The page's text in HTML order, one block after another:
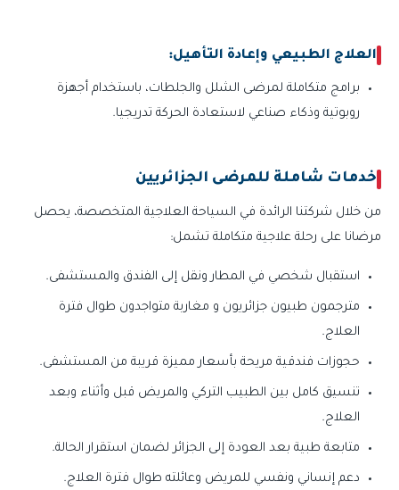
العلاج الطبيعي وإعادة التأهيل:
برامج متكاملة لمرضى الشلل والجلطات، باستخدام أجهزة
روبوتية وذكاء صناعي لاستعادة الحركة تدريجيا.
خدمات شاملة للمرضى الجزائريين
من خلال شركتنا الرائدة في السياحة العلاجية المتخصصة، يحصل
مرضانا على رحلة علاجية متكاملة تشمل:
استقبال شخصي في المطار ونقل إلى الفندق والمستشفى.
مترجمون طبيون جزائريون و مغاربة متواجدون طوال فترة
العلاج.
حجوزات فندقية مريحة بأسعار مميزة قريبة من المستشفى.
تنسيق كامل بين الطبيب التركي والمريض قبل وأثناء وبعد
العلاج.
متابعة طبية بعد العودة إلى الجزائر لضمان استقرار الحالة.
دعم إنساني ونفسي للمريض وعائلته طوال فترة العلاج.